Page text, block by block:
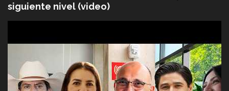
siguiente nivel (video)